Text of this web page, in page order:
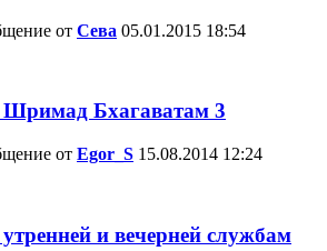
от Сева 05.01.2015 18:54
Бхагаватам 3
от Egor_S 15.08.2014 12:24
и вечерней службам